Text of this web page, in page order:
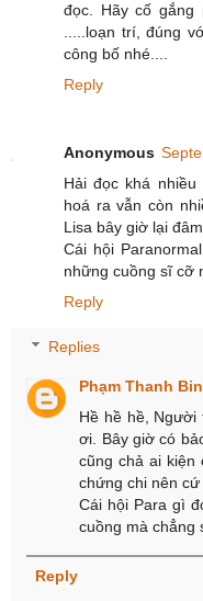
đọc. Hãy cố gắng
.....loạn trí, đúng
công bố nhé....
Reply
Anonymous
Hải đọc khá
hoá ra vẫn còn
Lisa bây giờ lại
Cái hội
những cuồng sĩ cỡ
Reply
Replies
Phạm Thanh
Hề hề hề, Người
ơi. Bây giờ có
cũng chả ai kiện
chứng chi nên
Cái hội Para gì
cuồng mà chẳng
Reply